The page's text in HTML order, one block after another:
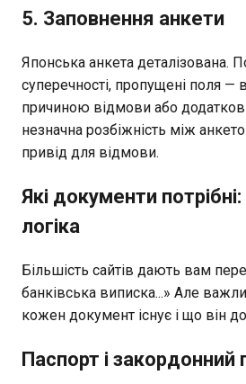
5. Заповнення анкети
Японська анкета деталізована.
суперечності, пропущені поля —
причиною відмови або
незначна розбіжність між
привід для відмови.
Які документи
логіка
Більшість сайтів дають вам
банківська виписка...» Але
кожен документ існує і що він
Паспорт і закордонний